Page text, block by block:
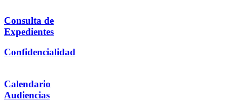
Consulta de
Expedientes
Confidencialidad
Calendario
Audiencias